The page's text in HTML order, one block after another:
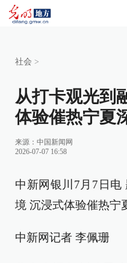
社会 >
从打卡观光到
体验催热宁夏
来源： 中国新闻网
2026-07-07 16:58
中新网银川7月7日电
境 沉浸式体验催热宁
中新网记者 李佩珊